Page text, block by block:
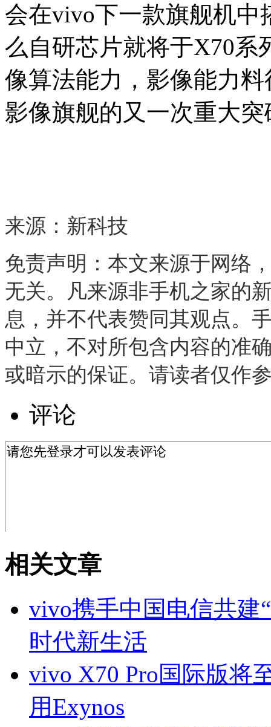
会在vivo下一款旗舰机中
么自研芯片就将于X70系
像算法能力，影像能力
影像旗舰的又一次重大突
来源：新科技
免责声明：本文来源于网络
无关。凡来源非手机之家的
息，并不代表赞同其观点。
中立，不对所包含内容的准
或暗示的保证。请读者仅作
评论
相关文章
vivo携手中国电信共建
时代新生活
vivo X70 Pro国际版将
用Exynos